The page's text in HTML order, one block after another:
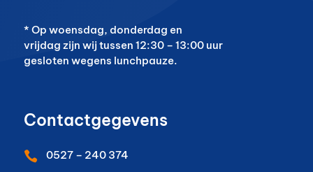
* Op woensdag, donderdag en
vrijdag zijn wij tussen 12:30 – 13:00 uur
gesloten wegens lunchpauze.
Contactgegevens
 0527 – 240 374